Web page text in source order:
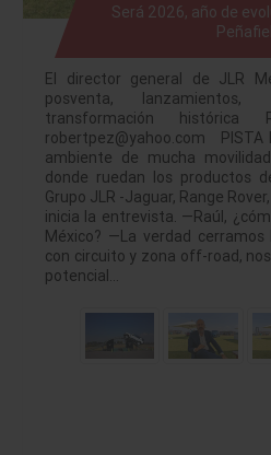
Será 2026, año de
Peñafiel
El director general de JLR
posventa,
transformación histórica
robertpez@yahoo.com PISTA
ambiente de mucha
donde ruedan los productos
Grupo JLR -Jaguar, Range
inicia la entrevista. —Raúl,
México? —La verdad
con circuito y zona off-road,
potencial…